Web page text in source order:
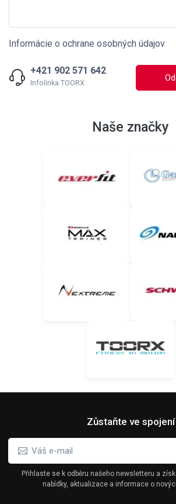
Informácie o ochrane osobných údajov
+421 902 571 642
Infolinka TOORX
Naše značky
Zůstaňte ve spojení
Přihlaste se k odběru našeho newsletteru a
nabídky, aktualizace a informace o